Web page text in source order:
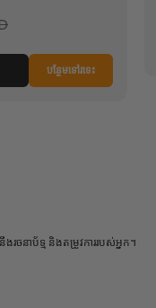
បន្ថែមទៅរទេះ
ងរចនាប័ទ្ម និងតម្រូវការរបស់អ្នក។